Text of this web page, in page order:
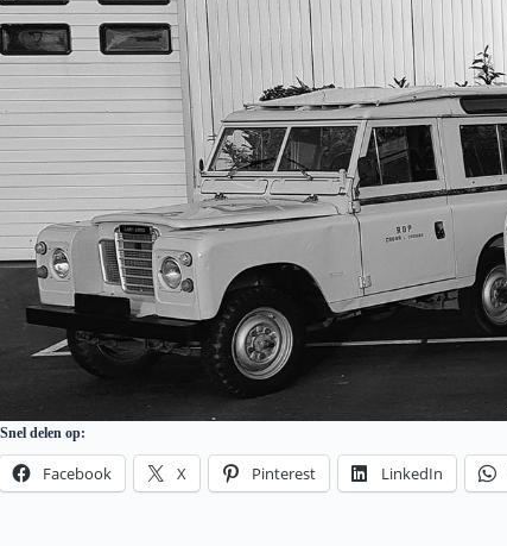
Snel delen op:
Facebook X Pinterest LinkedIn